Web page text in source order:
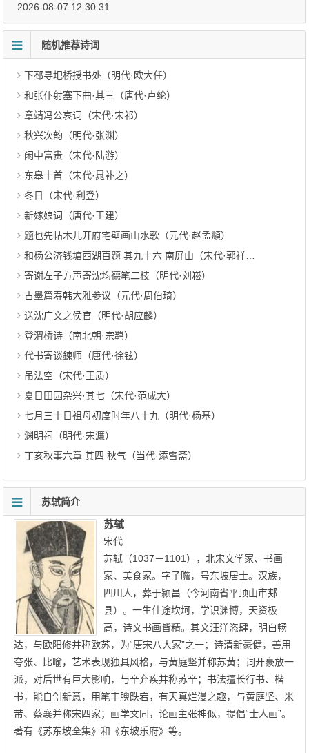
2026-08-07 12:30:31
随机推荐诗词
下邳寻圯桥授书处（明代·欧大任）
和张仆射塞下曲·其三（唐代·卢纶）
章靖冯公哀词（宋代·宋祁）
秋兴次韵（明代·张渊）
闲中富贵（宋代·陆游）
东皋十首（宋代·晁补之）
冬日（宋代·利登）
新嫁娘词（唐代·王建）
题也先帖木儿开府宅壁画山水歌（元代·赵孟頫）
和杨公济钱塘西湖百题 其九十六 南屏山（宋代·郭祥正）
寄谢左子方声寄沈均德笔二枝（明代·刘崧）
古墨篇寿韩大雅参议（元代·周伯琦）
送沈广文之侯官（明代·胡应麟）
登渭桥诗（南北朝·宗羁）
代书寄谈鍊师（唐代·徐铉）
吊法空（宋代·王质）
夏日田园杂兴·其七（宋代·范成大）
七月三十日祖母初度时年八十九（明代·杨基）
渊明祠（明代·宋濂）
丁亥秋事六章 其四 秋气（当代·添雪斋）
苏轼简介
苏轼
宋代
苏轼（1037－1101），北宋文学家、书画
家、美食家。字子瞻，号东坡居士。汉族，
四川人，葬于颍昌（今河南省平顶山市郏
县）。一生仕途坎坷，学识渊博，天资极
高，诗文书画皆精。其文汪洋恣肆，明白畅
达，与欧阳修并称欧苏，为“唐宋八大家”之一；诗清新豪健，善用
夸张、比喻，艺术表现独具风格，与黄庭坚并称苏黄；词开豪放一
派，对后世有巨大影响，与辛弃疾并称苏辛；书法擅长行书、楷
书，能自创新意，用笔丰腴跌宕，有天真烂漫之趣，与黄庭坚、米
芾、蔡襄并称宋四家；画学文同，论画主张神似，提倡“士人画”。
著有《苏东坡全集》和《东坡乐府》等。